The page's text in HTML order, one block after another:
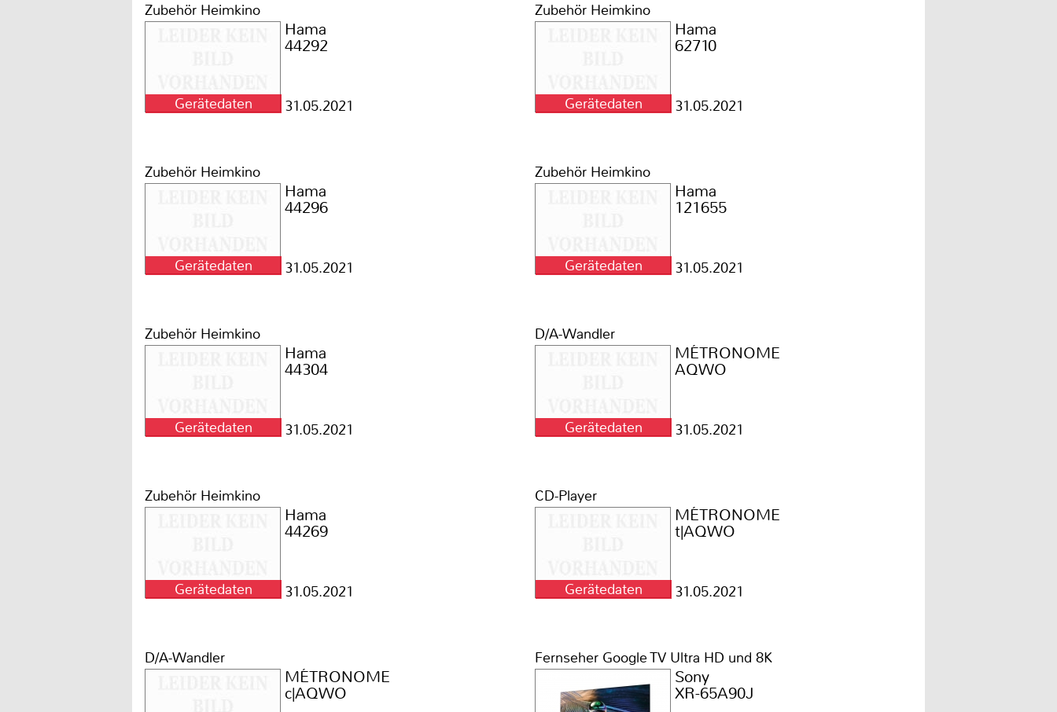
Zubehör Heimkino
Gerätedaten
Hama
44292
31.05.2021
Zubehör Heimkino
Gerätedaten
Hama
62710
31.05.2021
Zubehör Heimkino
Gerätedaten
Hama
44296
31.05.2021
Zubehör Heimkino
Gerätedaten
Hama
121655
31.05.2021
Zubehör Heimkino
Gerätedaten
Hama
44304
31.05.2021
D/A-Wandler
Gerätedaten
MÉTRONOME
AQWO
31.05.2021
Zubehör Heimkino
Gerätedaten
Hama
44269
31.05.2021
CD-Player
Gerätedaten
MÉTRONOME
t|AQWO
31.05.2021
D/A-Wandler
MÉTRONOME
c|AQWO
Fernseher Google TV Ultra HD und 8K
Sony
XR-65A90J